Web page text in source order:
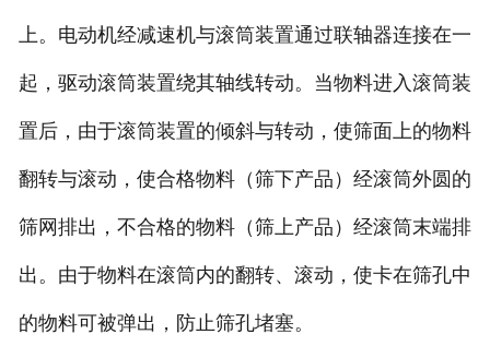
上。电动机经减速机与滚筒装置通过联轴器连接在一
起，驱动滚筒装置绕其轴线转动。当物料进入滚筒装
置后，由于滚筒装置的倾斜与转动，使筛面上的物料
翻转与滚动，使合格物料（筛下产品）经滚筒外圆的
筛网排出，不合格的物料（筛上产品）经滚筒末端排
出。由于物料在滚筒内的翻转、滚动，使卡在筛孔中
的物料可被弹出，防止筛孔堵塞。